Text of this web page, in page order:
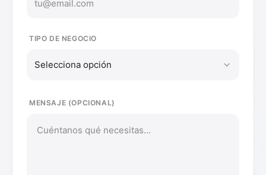
TIPO DE NEGOCIO
Selecciona opción
MENSAJE (OPCIONAL)